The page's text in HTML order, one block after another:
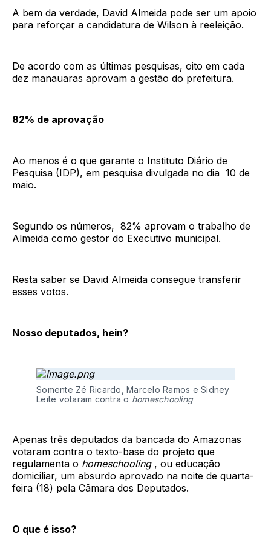
A bem da verdade, David Almeida pode ser um apoio
para reforçar a candidatura de Wilson à reeleição.
De acordo com as últimas pesquisas, oito em cada
dez manauaras aprovam a gestão do prefeitura.
82% de aprovação
Ao menos é o que garante o Instituto Diário de
Pesquisa (IDP), em pesquisa divulgada no dia 10 de
maio.
Segundo os números, 82% aprovam o trabalho de
Almeida como gestor do Executivo municipal.
Resta saber se David Almeida consegue transferir
esses votos.
Nosso deputados, hein?
Somente Zé Ricardo, Marcelo Ramos e Sidney
Leite votaram contra o homeschooling
Apenas três deputados da bancada do Amazonas
votaram contra o texto-base do projeto que
regulamenta o homeschooling, ou educação
domiciliar, um absurdo aprovado na noite de quarta-
feira (18) pela Câmara dos Deputados.
O que é isso?